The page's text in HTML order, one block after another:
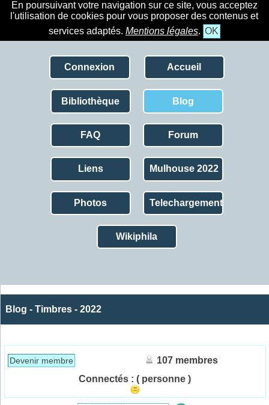
En poursuivant votre navigation sur ce site, vous acceptez
l'utilisation de cookies pour vous proposer des contenus et
services adaptés. Mentions légales. OK
Connexion Accueil
Bibliothèque Blog
FAQ Forum
Liens Mulhouse 2022
Photos Telechargement
Wikiphila
Blog - Timbres - 2022
Devenir membre
107 membres
Connectés : ( personne )